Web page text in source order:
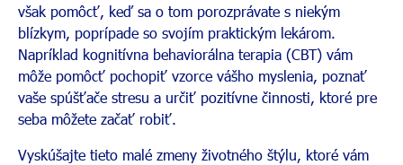
však pomôcť, keď sa o tom porozprávate s niekým
blízkym, poprípade so svojím praktickým lekárom.
Napríklad kognitívna behaviorálna terapia (CBT) vám
môže pomôcť pochopiť vzorce vášho myslenia, poznať
vaše spúšťače stresu a určiť pozitívne činnosti, ktoré pre
seba môžete začať robiť.
Vyskúšajte tieto malé zmeny životného štýlu, ktoré vám